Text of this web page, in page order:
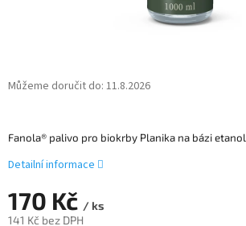
170 Kč / ks
141 Kč bez DPH
Můžeme doručit do: 11.8.2026
Fanola® palivo pro biokrby Planika na bázi
Detailní informace